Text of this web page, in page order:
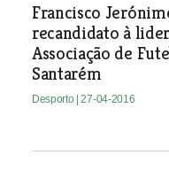
Francisco
recandidato à
Associação de
Santarém
Desporto | 27-04-2016